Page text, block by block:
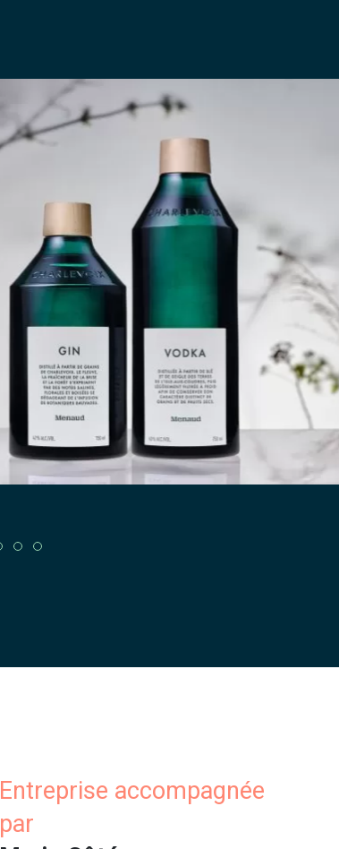
Entreprise accompagnée
par